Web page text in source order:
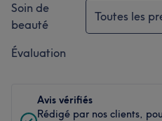
Soin de
beauté
Toutes les
Évaluation
Avis vérifiés
Rédigé par nos clients,